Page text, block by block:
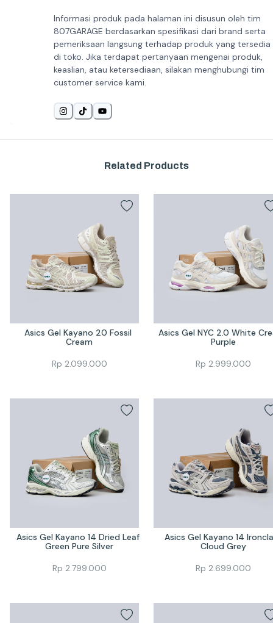
Informasi produk pada halaman ini disusun oleh tim
807GARAGE berdasarkan spesifikasi dari brand serta
pemeriksaan langsung terhadap produk yang tersedia
di toko. Jika terdapat pertanyaan mengenai produk,
keaslian, atau ketersediaan, silakan menghubungi tim
customer service kami.
Related Products
Asics Gel Kayano 20 Fossil
Cream
Rp 2.099.000
Asics Gel NYC 2.0 White
Purple
Rp 2.999.000
Asics Gel Kayano 14 Dried Leaf
Green Pure Silver
Rp 2.799.000
Asics Gel Kayano 14
Cloud Grey
Rp 2.699.000